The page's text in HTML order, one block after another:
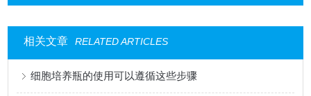
相关文章 RELATED ARTICLES
细胞培养瓶的使用可以遵循这些步骤